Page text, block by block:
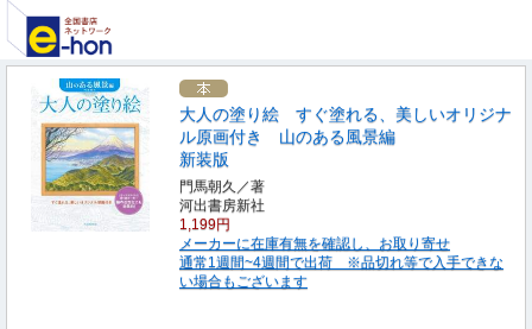
大人の塗り絵 すぐ塗れる、美しいオリジナ
ル原画付き 山のある風景編
新装版
門馬朝久／著
河出書房新社
1,199円
メーカーに在庫有無を確認し、お取り寄せ
通常1週間~4週間で出荷 ※品切れ等で入手できな
い場合もございます